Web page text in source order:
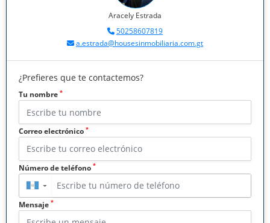
Aracely Estrada
50258607819
a.estrada@housesinmobiliaria.com.gt
¿Prefieres que te contactemos?
Tu nombre *
Correo electrónico *
Número de teléfono *
▼
Mensaje *